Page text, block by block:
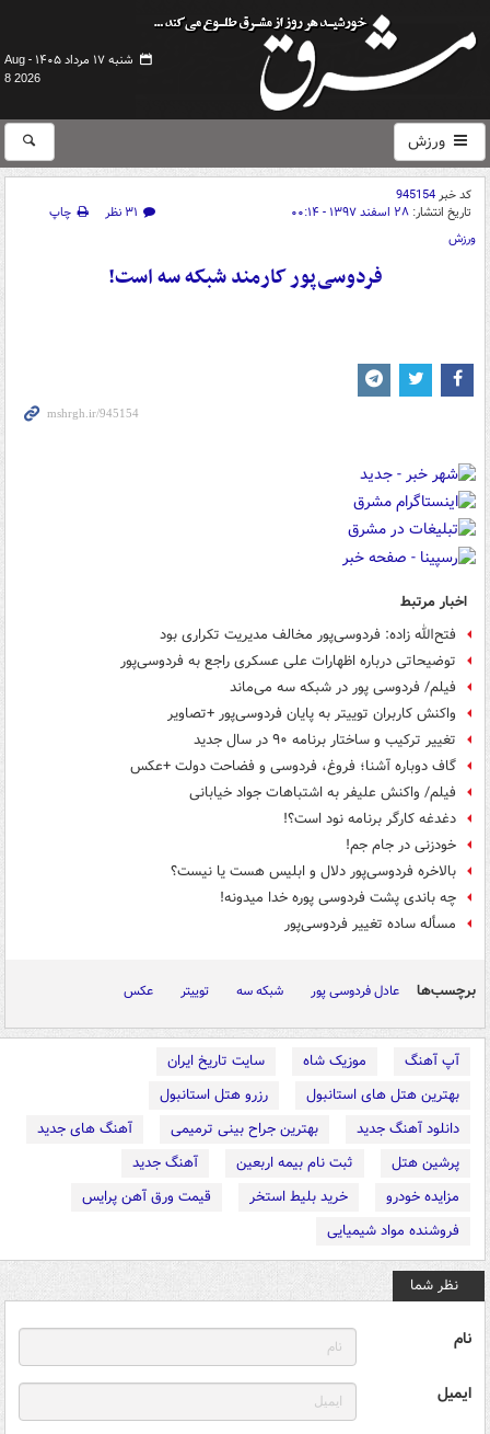
شنبه ۱۷ مرداد ۱۴۰۵ -
Aug
8 2026
ورزش
کد خبر945154
تاریخ انتشار: ۲۸ اسفند ۱۳۹۷ - ۰۰:۱۴ ۳۱ نظر
چاپ
ورزش
فردوسی‌پور کارمند شبکه سه است!
اخبار مرتبط
فتح‌الله زاده: فردوسی‌پور مخالف مدیریت تکراری بود
توضیحاتی درباره اظهارات علی عسکری راجع به فردوسی‌پور
فیلم/ فردوسی پور در شبکه سه می‌ماند
واکنش کاربران توییتر به پایان فردوسی‌پور +تصاویر
تغییر ترکیب و ساختار برنامه ۹۰ در سال جدید
گاف دوباره آشنا؛ فروغ، فردوسی و فضاحت دولت +عکس
فیلم/ واکنش علیفر به اشتباهات جواد خیابانی
دغدغه کارگر برنامه نود است؟!
خودزنی در جام جم!
بالاخره فردوسی‌پور دلال و ابلیس هست یا نیست؟
چه باندی پشت فردوسی پوره خدا میدونه!
مسأله ساده تغییر فردوسی‌پور
برچسب‌ها عادل فردوسی پور شبکه سه توییتر عکس
آپ آهنگ موزیک شاه
سایت تاریخ ایران
بهترین هتل های استانبول
رزرو هتل استانبول
دانلود آهنگ جدید
بهترین جراح بینی ترمیمی
آهنگ های جدید
پرشین هتل
ثبت نام بیمه اربعین
آهنگ جدید
مزایده خودرو
خرید بلیط استخر
قیمت ورق آهن پرایس
فروشنده مواد شیمیایی
نظر شما
نام
ایمیل